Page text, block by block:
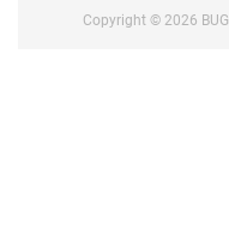
Copyright © 2026